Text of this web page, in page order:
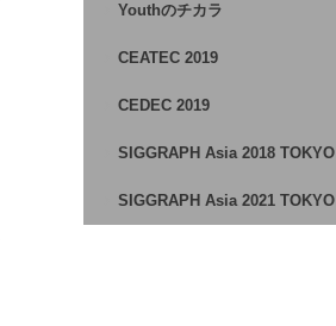
Youthのチカラ
CEATEC 2019
CEDEC 2019
SIGGRAPH Asia 2018 TOKYO
SIGGRAPH Asia 2021 TOKYO